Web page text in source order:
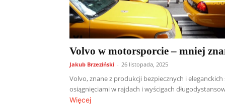
Volvo w motorsporcie – mniej
Jakub Brzeziński - 26 listopada, 2025
Volvo, znane z produkcji bezpiecznych i
osiągnięciami w rajdach i wyścigach
Więcej